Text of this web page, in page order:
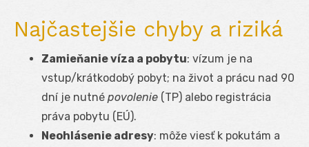
Najčastejšie chyby a riziká
Zamieňanie víza a pobytu: vízum je na
vstup/krátkodobý pobyt; na život a prácu nad 90
dní je nutné povolenie (TP) alebo registrácia
práva pobytu (EÚ).
Neohlásenie adresy: môže viesť k pokutám a